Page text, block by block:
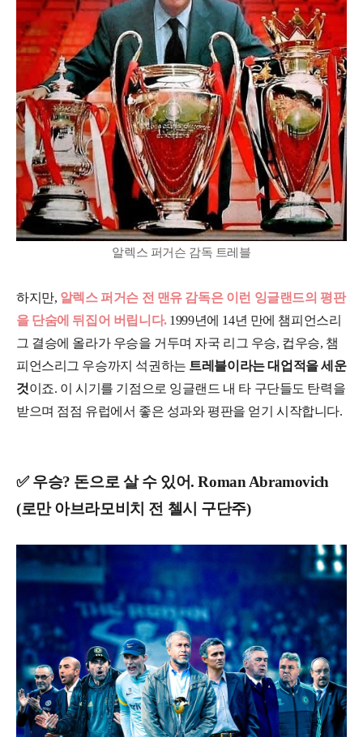
알렉스 퍼거슨 감독 트레블
하지만, 알렉스 퍼거슨 전 맨유 감독은 이런 잉글랜드의 평판
을 단숨에 뒤집어 버립니다.1999년에 14년 만에 챔피언스리
그 결승에 올라가 우승을 거두며 자국 리그 우승, 컵우승, 챔
피언스리그 우승까지 석권하는 트레블이라는 대업적을 세운
것이죠. 이 시기를 기점으로 잉글랜드 내 타 구단들도 탄력을
받으며 점점 유럽에서 좋은 성과와 평판을 얻기 시작합니다.
✅ 우승? 돈으로 살 수 있어. Roman Abramovich
(로만 아브라모비치 전 첼시 구단주)